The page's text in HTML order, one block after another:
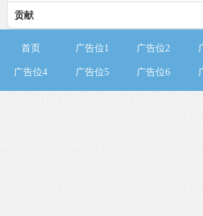
贡献
首页 广告位1 广告位2
广告位4 广告位5 广告位6